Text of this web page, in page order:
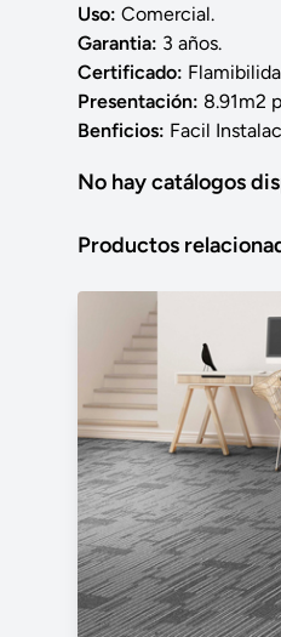
Uso: Comercial.
Garantia: 3 años.
Certificado:
Presentación: 8.91m2
Benficios: Facil
No hay catálogos
Productos